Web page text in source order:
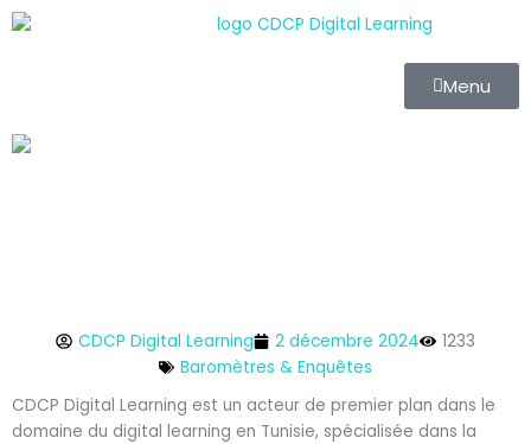
Aller
au
Menu
CDCP Digital Learning 2 décembre 2024
1233
Baromètres & Enquêtes
CDCP Digital Learning est un acteur de premier plan dans le
domaine du digital learning en Tunisie, spécialisée dans la